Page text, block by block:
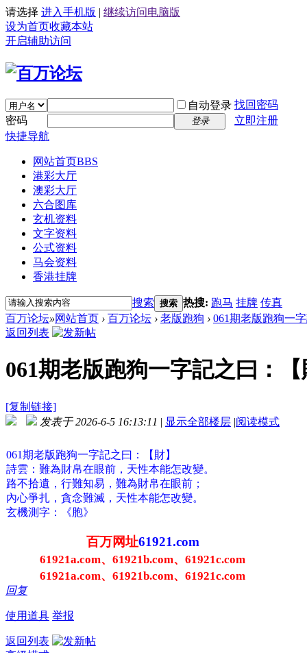
请选择 进入手机版 | 继续访问电脑版
设为首页收藏本站
开启辅助访问
自动登录 找回密码
密码
登录
立即注册
快捷导航
网站首页BBS
港彩大厅
澳彩大厅
六合图库
玄机资料
文字资料
公式资料
马会资料
香港挂牌
搜索 搜索 热搜: 跑马 挂牌 传真
百万论坛»网站首页 › 百万论坛 › 老版跑狗 › 061期老版跑狗一
返回列表
061期老版跑狗一字記之曰：
[复制链接]
发表于 2026-6-5 16:13:11 | 显示全部楼层 |阅读模式
061期老版跑狗一字記之曰：【財】
詩雲：難為財帛在眼前，天性本能怎改變。
路不拾遺，行難知易，難為財帛在眼前；
內心爭扎，貪念難滅，天性本能怎改變。
玄機測字：《胞》
百万网址61921.com
61921a.com、61921b.com、61921c.com
61921a.com、61921b.com、61921c.com
回复
使用道具 举报
返回列表